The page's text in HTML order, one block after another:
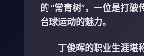
的 “常青树”，一位是打
台球运动的魅力。
丁俊晖的职业生涯堪